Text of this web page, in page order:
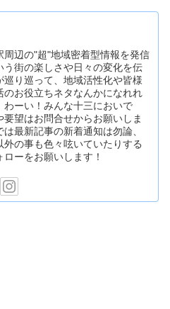
周辺の"超"地域密着型情報を発信
う街の楽しさや日々の変化を伝
巡り巡って、地域活性化や皆様
のお役立ちネタなんかになれれ
わーい！みんな十三においで
要望はお問合せからお願いしま
最新記事の新着通知は勿論、
外の事も色々呟いていたりする
ーをお願いします！